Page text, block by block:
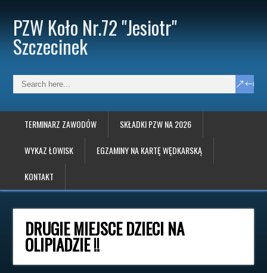
PZW Koło Nr.72 "Jesiotr"
Szczecinek
TERMINARZ ZAWODÓW SKŁADKI PZW NA 2026
WYKAZ ŁOWISK EGZAMINY NA KARTĘ WĘDKARSKĄ
KONTAKT
DRUGIE MIEJSCE DZIECI NA
OLIPIADZIE !!